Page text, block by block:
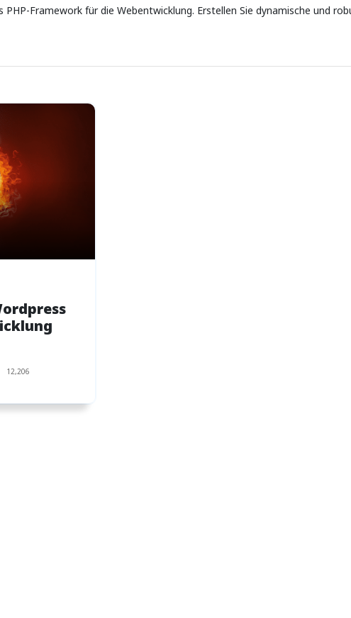
Framework für die Webentwicklung. Erstellen Sie dynamische und
12,206